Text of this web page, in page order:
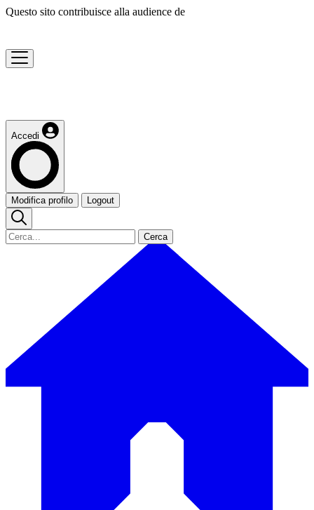
Questo sito contribuisce alla audience de
Accedi
Modifica profilo Logout
Cerca